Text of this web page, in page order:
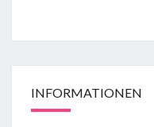
INFORMATIONEN